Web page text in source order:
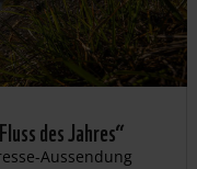
des Jahres“
Aussendung